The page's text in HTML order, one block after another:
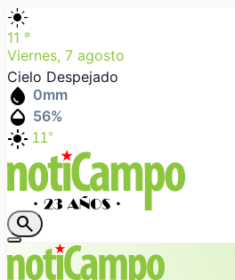
light_mode
11 °
Viernes, 7 agosto
Cielo Despejado
water_drop 0mm
humidity_mid 56%
light_mode 11°
search